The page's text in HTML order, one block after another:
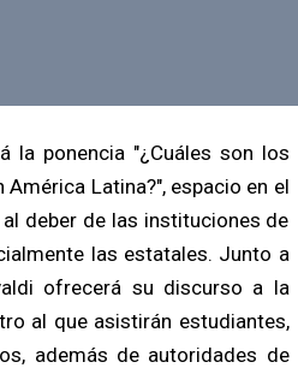
la ponencia "¿Cuáles son los
Latina?", espacio en el
deber de las instituciones de
las estatales. Junto a
ofrecerá su discurso a la
al que asistirán estudiantes,
además de autoridades de